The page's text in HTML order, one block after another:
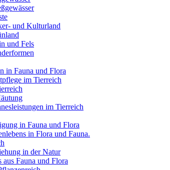
und Kulturland
und Fels
in Fauna und Flora
im Tierreich
im Tierreich
in Fauna und Flora
in Flora und Fauna.
in der Natur
Fauna und Flora